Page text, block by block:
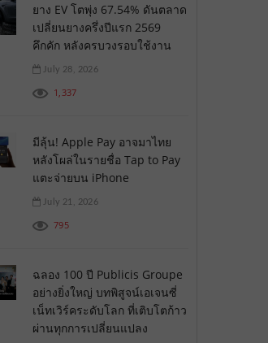
ยาง EV โตพุ่ง 67.54% ดันตลาด
เปลี่ยนยางครึ่งปีแรก 2569
คึกคัก หลังครบวงรอบใช้งาน
July 28, 2026
1,337
มีลุ้น! Apple Pay อาจมาไทย
หลังโผล่ในรายชื่อ Tap to Pay
แตะจ่ายบน iPhone
July 21, 2026
795
ฉลอง 100 ปี Publicis Groupe
อย่างยิ่งใหญ่ บทพิสูจน์เอเจนซี่
เน็ทเวิร์คระดับโลก ที่เติบโตก้าว
ผ่านทุกการเปลี่ยนแปลง